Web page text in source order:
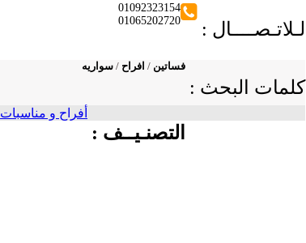
لـلاتـصــــال :
01092323154
01065202720
كلمات البحث :
فساتين / افراح / سواريه
التصنـيــف :
أفراح و مناسبات